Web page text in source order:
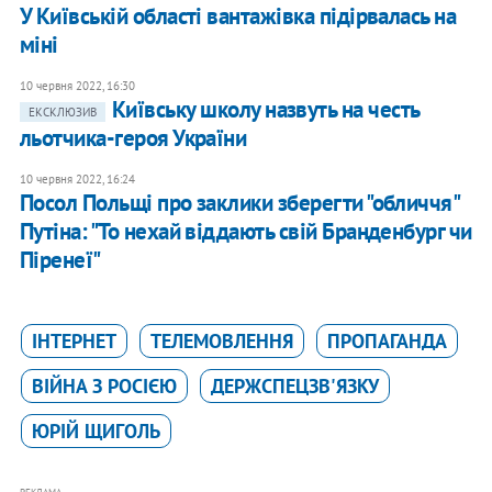
У Київській області вантажівка підірвалась на
міні
10 червня 2022, 16:30
ЕКСКЛЮЗИВ
Київську школу назвуть на честь
льотчика-героя України
10 червня 2022, 16:24
Посол Польщі про заклики зберегти "обличчя"
Путіна: "То нехай віддають свій Бранденбург чи
Піренеї"
ІНТЕРНЕТ ТЕЛЕМОВЛЕННЯ
ПРОПАГАНДА
ВІЙНА З РОСІЄЮ
ДЕРЖСПЕЦЗВ'ЯЗКУ
ЮРІЙ ЩИГОЛЬ